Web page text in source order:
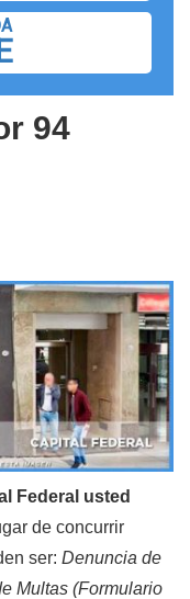
94
Federal usted
de concurrir
ser: Denuncia de
Multas (Formulario